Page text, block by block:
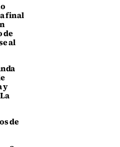
final
de
al
y
de